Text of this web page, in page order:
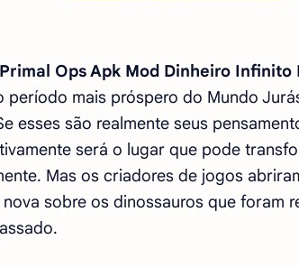
Ops Apk Mod Dinheiro Infinito
período mais próspero do Mundo
esses são realmente seus
será o lugar que pode
Mas os criadores de jogos
sobre os dinossauros que foram